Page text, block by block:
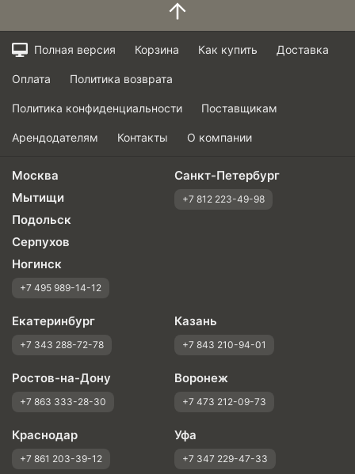
Полная версия Корзина Как купить Доставка
Оплата Политика возврата
Политика конфиденциальности Поставщикам
Арендодателям Контакты О компании
Москва
Мытищи
Подольск
Серпухов
Ногинск
+7 495 989-14-12
Санкт-Петербург
+7 812 223-49-98
Екатеринбург
+7 343 288-72-78
Казань
+7 843 210-94-01
Ростов-на-Дону
+7 863 333-28-30
Воронеж
+7 473 212-09-73
Краснодар
+7 861 203-39-12
Уфа
+7 347 229-47-33